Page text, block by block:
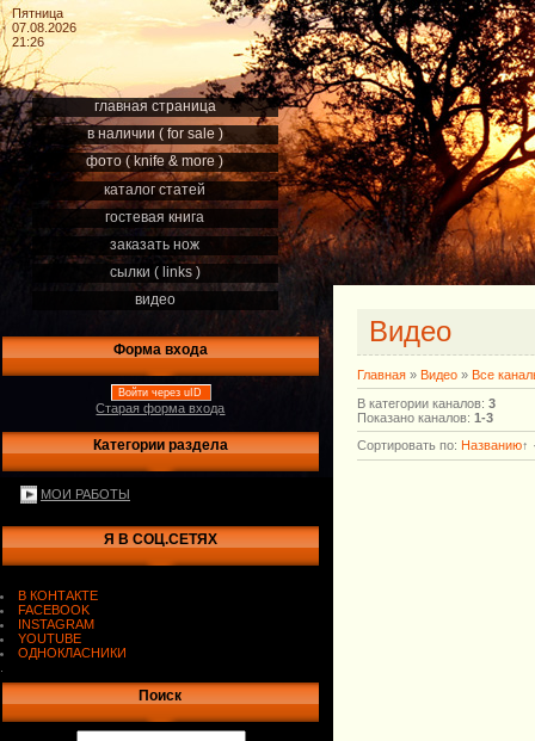
Пятница
07.08.2026
21:26
главная страница
в наличии ( for sale )
фото ( knife & more )
каталог статей
гостевая книга
заказать нож
сылки ( links )
видео
Форма входа
Войти через uID
Старая форма входа
Категории раздела
МОИ РАБОТЫ
Я В СОЦ.СЕТЯХ
В КОНТАКТЕ
FACEBOOK
INSTAGRAM
YOUTUBE
ОДНОКЛАСНИКИ
Поиск
Видео
Главная » Видео » Все
В категории каналов: 3
Показано каналов: 1-3
Сортировать по: Названию↑